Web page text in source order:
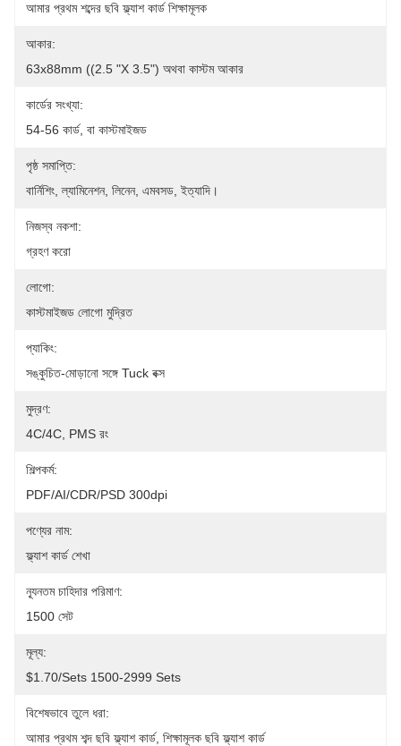
আমার প্রথম শব্দের ছবি ফ্ল্যাশ কার্ড শিক্ষামূলক
আকার:
63x88mm ((2.5 "x 3.5") অথবা কাস্টম আকার
কার্ডের সংখ্যা:
54-56 কার্ড, বা কাস্টমাইজড
পৃষ্ঠ সমাপ্তি:
বার্নিশিং, ল্যামিনেশন, লিনেন, এমবসড, ইত্যাদি।
নিজস্ব নকশা:
গ্রহণ করো
লোগো:
কাস্টমাইজড লোগো মুদ্রিত
প্যাকিং:
সঙ্কুচিত-মোড়ানো সঙ্গে Tuck বক্স
মুদ্রণ:
4C/4C, PMS রং
শিল্পকর্ম:
PDF/AI/CDR/PSD 300dpi
পণ্যের নাম:
ফ্ল্যাশ কার্ড শেখা
ন্যূনতম চাহিদার পরিমাণ:
1500 সেট
মূল্য:
$1.70/sets 1500-2999 Sets
বিশেষভাবে তুলে ধরা:
আমার প্রথম শব্দ ছবি ফ্ল্যাশ কার্ড, শিক্ষামূলক ছবি ফ্ল্যাশ কার্ড